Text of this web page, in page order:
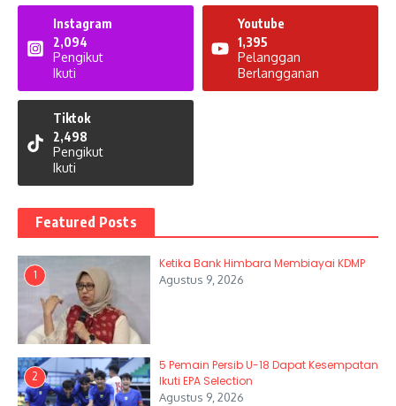
Instagram
2,094
Pengikut
Ikuti
Youtube
1,395
Pelanggan
Berlangganan
Tiktok
2,498
Pengikut
Ikuti
Featured Posts
1
Ketika Bank Himbara Membiayai KDMP
Agustus 9, 2026
2
5 Pemain Persib U-18 Dapat Kesempatan
Ikuti EPA Selection
Agustus 9, 2026